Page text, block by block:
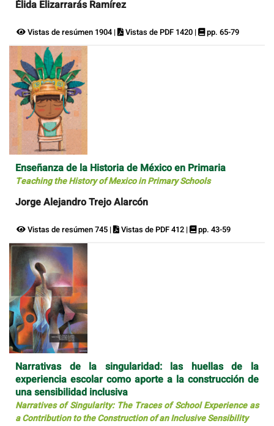
Élida Elizarrarás Ramírez
Vistas de resúmen 1904 | Vistas de PDF 1420 | pp. 65-79
Enseñanza de la Historia de México en Primaria
Teaching the History of Mexico in Primary Schools
Jorge Alejandro Trejo Alarcón
Vistas de resúmen 745 | Vistas de PDF 412 | pp. 43-59
Narrativas de la singularidad: las huellas de la
experiencia escolar como aporte a la construcción de
una sensibilidad inclusiva
Narratives of Singularity: The Traces of School Experience as
a Contribution to the Construction of an Inclusive Sensibility